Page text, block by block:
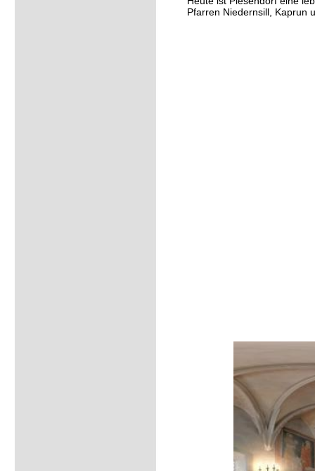
Pfarren Niedernsill, Kaprun